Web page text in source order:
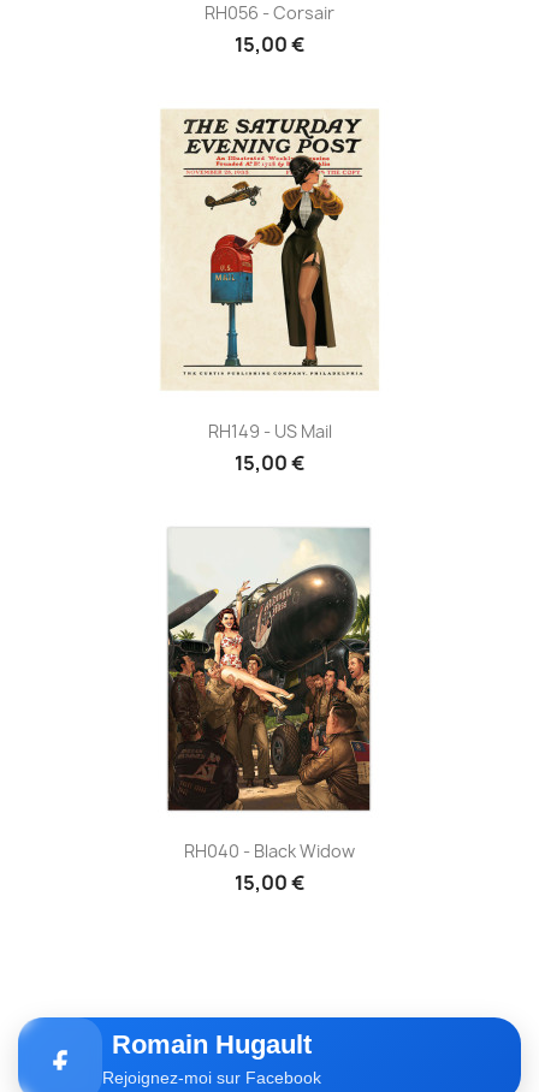
RH056 - Corsair
15,00 €
RH149 - US Mail
15,00 €
RH040 - Black Widow
15,00 €
Romain Hugault
Rejoignez-moi sur Facebook